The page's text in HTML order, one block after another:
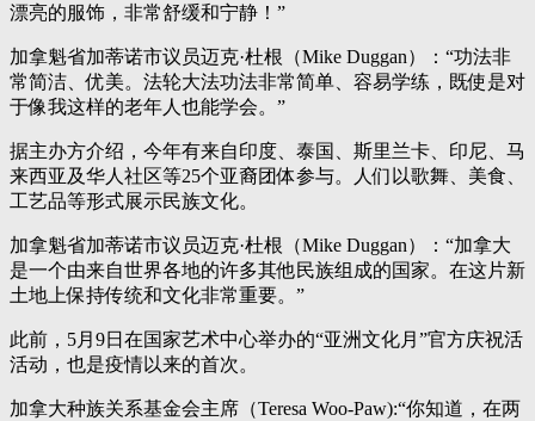
漂亮的服饰，非常舒缓和宁静！”
加拿魁省加蒂诺市议员迈克·杜根（Mike Duggan）：“功法非
常简洁、优美。法轮大法功法非常简单、容易学练，既使是对
于像我这样的老年人也能学会。”
据主办方介绍，今年有来自印度、泰国、斯里兰卡、印尼、马
来西亚及华人社区等25个亚裔团体参与。人们以歌舞、美食、
工艺品等形式展示民族文化。
​​​​加拿魁省加蒂诺市议员迈克·杜根（Mike Duggan）：“加拿大
是一个由来自世界各地的许多其他民族组成的国家。在这片新
土地上保持传统和文化非常重要。”
此前，5月9日在国家艺术中心举办的“亚洲文化月”官方庆祝活
活动，也是疫情以来的首次。
加拿大种族关系基金会主席（Teresa Woo-Paw):“你知道，在两